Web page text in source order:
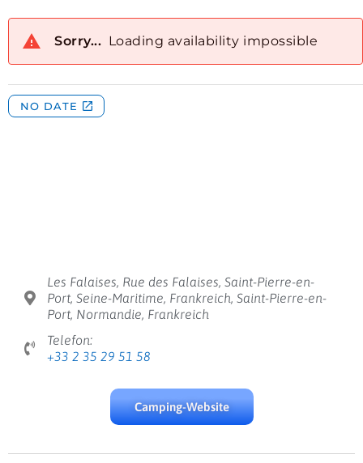
Les Falaises, Rue des Falaises, Saint-Pierre-en-
Port, Seine-Maritime, Frankreich, Saint-Pierre-en-
Port, Normandie, Frankreich
Telefon:
+33 2 35 29 51 58
Camping-Website